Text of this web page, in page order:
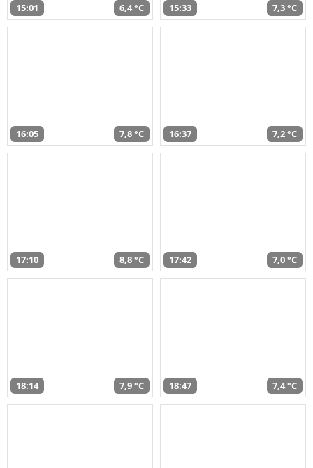
15:01 6,4 °C 15:33 7,3 °C
16:05 7,8 °C 16:37 7,2 °C
17:10 8,8 °C 17:42 7,0 °C
18:14 7,9 °C 18:47 7,4 °C